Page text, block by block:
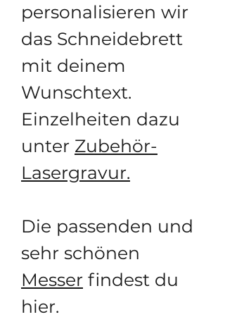
personalisieren wir
das Schneidebrett
mit deinem
Wunschtext.
Einzelheiten dazu
unter Zubehör-
Lasergravur.
Die passenden und
sehr schönen
Messer findest du
hier.